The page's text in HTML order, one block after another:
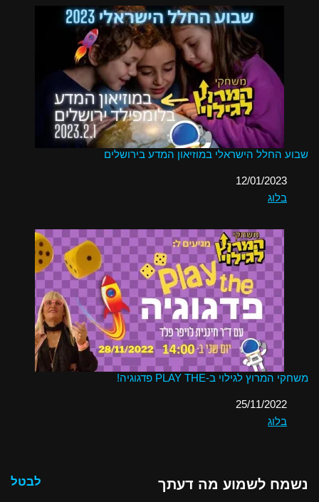
שבוע החלל הישראלי במוזיאון המדע בירושלים
תאריך12/01/2023
בהקשר ל-
בלוג
משחקי המרוץ לגילוי ב-PLAY THE פדגוגיה!
תאריך25/11/2022
בהקשר ל-
בלוג
נשמח לשמוע מה דעתך לבטל